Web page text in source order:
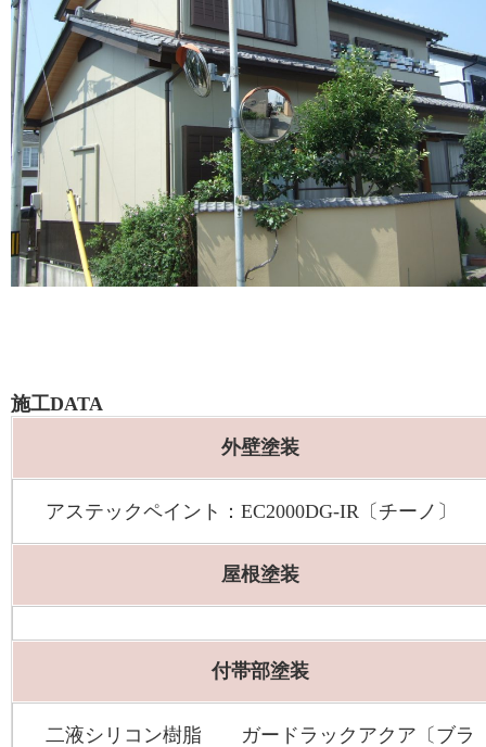
施工DATA
外壁塗装
アステックペイント：EC2000DG-IR〔チーノ〕
屋根塗装
付帯部塗装
二液シリコン樹脂 ガードラックアクア〔ブラ